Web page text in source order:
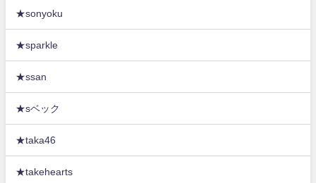
★sonyoku
★sparkle
★ssan
★sベック
★taka46
★takehearts